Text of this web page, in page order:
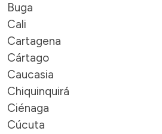
Buga
Cali
Cartagena
Cártago
Caucasia
Chiquinquirá
Ciénaga
Cúcuta